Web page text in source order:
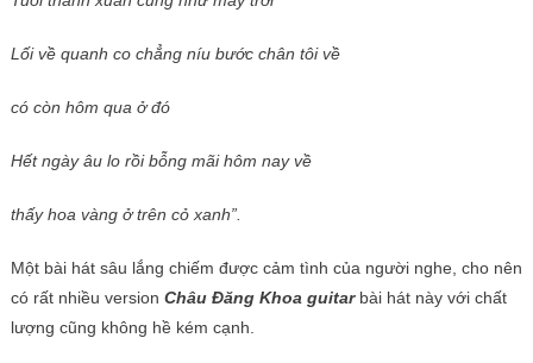
Lối về quanh co chẳng níu bước chân tôi về
có còn hôm qua ở đó
Hết ngày âu lo rồi bỗng mãi hôm nay về
thấy hoa vàng ở trên cỏ xanh”.
Một bài hát sâu lắng chiếm được cảm tình của người nghe, cho nên
có rất nhiều version Châu Đăng Khoa guitarbài hát này với chất
lượng cũng không hề kém cạnh.